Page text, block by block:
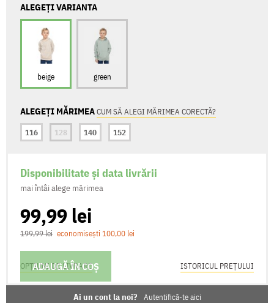
ALEGEȚI VARIANTA
beige green
ALEGEȚI MĂRIMEACUM SĂ ALEGI MĂRIMEA CORECTĂ?
116
128 140 152
Disponibilitate și data livrării
mai întâi alege mărimea
99,99 lei
199,99 lei economisești 100,00 lei
ADAUGĂ ÎN COȘ
OPȚIUNI DE LIVRARE ISTORICUL PREȚULUI
Ai un cont la noi? Autentifică-te aici